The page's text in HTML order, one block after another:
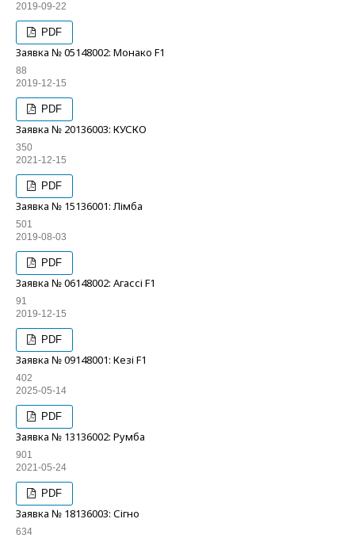
2019-09-22
PDF
Заявка № 05148002: Монако F1
88
2019-12-15
PDF
Заявка № 20136003: КУСКО
350
2021-12-15
PDF
Заявка № 15136001: Лімба
501
2019-08-03
PDF
Заявка № 06148002: Агассі F1
91
2019-12-15
PDF
Заявка № 09148001: Кезі F1
402
2025-05-14
PDF
Заявка № 13136002: Румба
901
2021-05-24
PDF
Заявка № 18136003: Сігно
634